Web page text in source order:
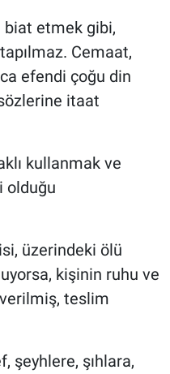
biat etmek gibi,
Cemaat,
efendi çoğu din
itaat
kullanmak ve
olduğu
üzerindeki ölü
kişinin ruhu ve
teslim
şeyhlere, şıhlara,